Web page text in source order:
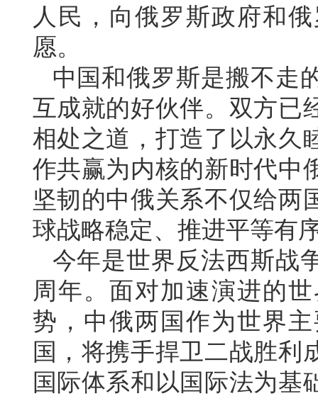
人民，向俄罗斯政府和
愿。
中国和俄罗斯是搬不走
互成就的好伙伴。双方已
相处之道，打造了以永久
作共赢为内核的新时代中
坚韧的中俄关系不仅给两
球战略稳定、推进平等有
今年是世界反法西斯战
周年。面对加速演进的
势，中俄两国作为世界
国，将携手捍卫二战胜利
国际体系和以国际法为基